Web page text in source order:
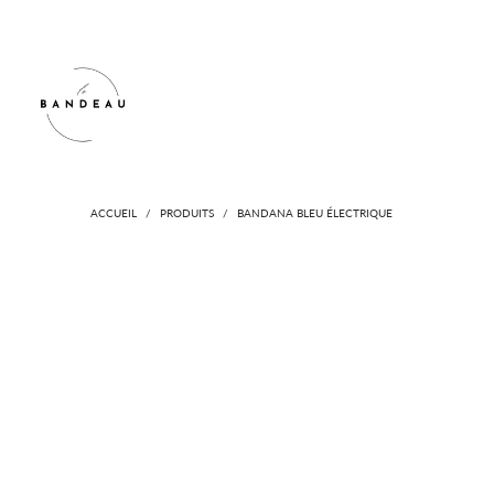
ACCUEIL / PRODUITS / BANDANA BLEU ÉLECTRIQUE